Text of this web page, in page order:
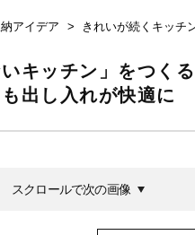
アイデア きれいが続くキッチ
キッチン」をつくる
出し入れが快適に
スクロールで次の画像